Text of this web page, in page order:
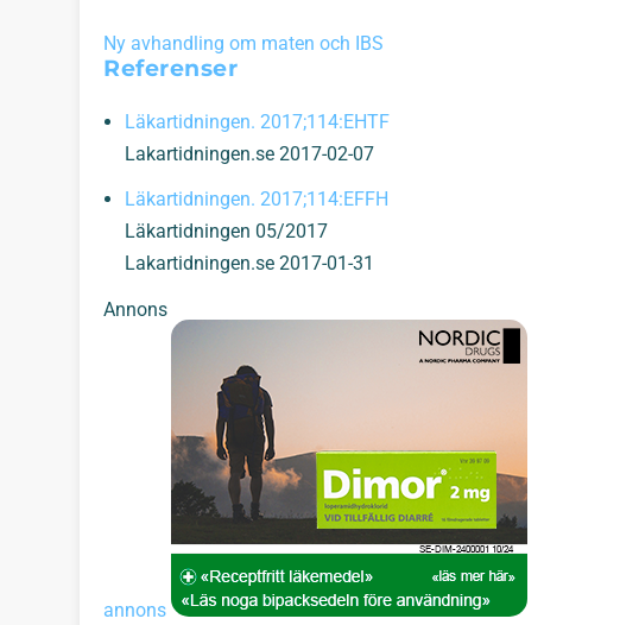
Ny avhandling om maten och IBS
Referenser
Läkartidningen. 2017;114:EHTF
Lakartidningen.se 2017-02-07
Läkartidningen. 2017;114:EFFH
Läkartidningen 05/2017
Lakartidningen.se 2017-01-31
Annons
annons